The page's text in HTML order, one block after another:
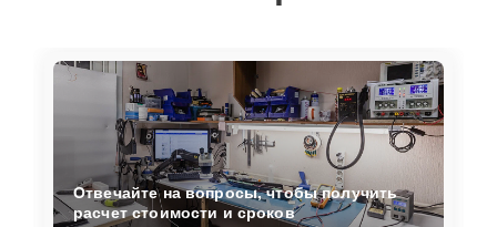
Отвечайте на вопросы, чтобы получить
расчет стоимости и сроков